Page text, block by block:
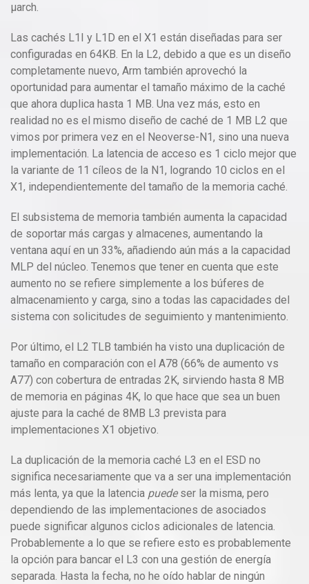
μarch.
Las cachés L1I y L1D en el X1 están diseñadas para ser
configuradas en 64KB. En la L2, debido a que es un diseño
completamente nuevo, Arm también aprovechó la
oportunidad para aumentar el tamaño máximo de la caché
que ahora duplica hasta 1 MB. Una vez más, esto en
realidad no es el mismo diseño de caché de 1 MB L2 que
vimos por primera vez en el Neoverse-N1, sino una nueva
implementación. La latencia de acceso es 1 ciclo mejor que
la variante de 11 cíleos de la N1, logrando 10 ciclos en el
X1, independientemente del tamaño de la memoria caché.
El subsistema de memoria también aumenta la capacidad
de soportar más cargas y almacenes, aumentando la
ventana aquí en un 33%, añadiendo aún más a la capacidad
MLP del núcleo. Tenemos que tener en cuenta que este
aumento no se refiere simplemente a los búferes de
almacenamiento y carga, sino a todas las capacidades del
sistema con solicitudes de seguimiento y mantenimiento.
Por último, el L2 TLB también ha visto una duplicación de
tamaño en comparación con el A78 (66% de aumento vs
A77) con cobertura de entradas 2K, sirviendo hasta 8 MB
de memoria en páginas 4K, lo que hace que sea un buen
ajuste para la caché de 8MB L3 prevista para
implementaciones X1 objetivo.
La duplicación de la memoria caché L3 en el ESD no
significa necesariamente que va a ser una implementación
más lenta, ya que la latencia puedeser la misma, pero
dependiendo de las implementaciones de asociados
puede significar algunos ciclos adicionales de latencia.
Probablemente a lo que se refiere esto es probablemente
la opción para bancar el L3 con una gestión de energía
separada. Hasta la fecha, no he oído hablar de ningún